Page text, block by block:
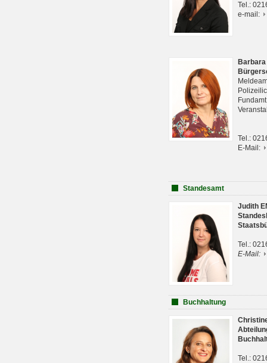
Tel.:
e-mail:
Tel.:
E-Mail:
Standesamt
Judith
Tel.:
E-Mail:
Buchhaltung
Tel.: